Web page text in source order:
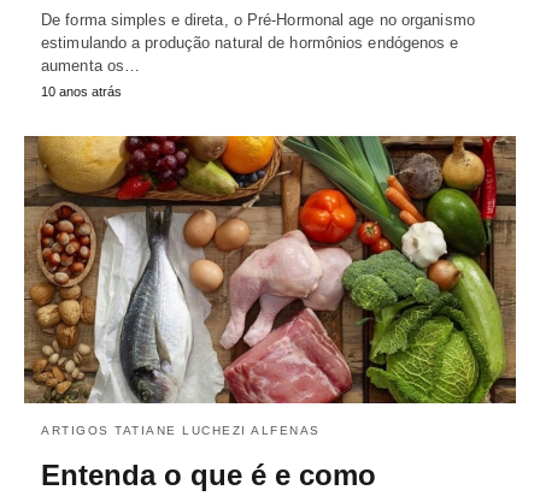
De forma simples e direta, o Pré-Hormonal age no organismo
estimulando a produção natural de hormônios endógenos e
aumenta os…
10 anos atrás
ARTIGOS TATIANE LUCHEZI ALFENAS
Entenda o que é e como